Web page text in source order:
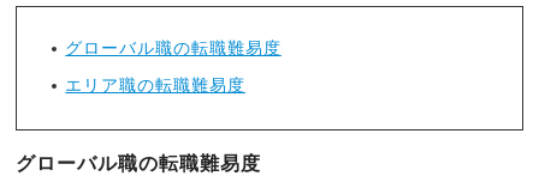
グローバル職の転職難易度
エリア職の転職難易度
グローバル職の転職難易度